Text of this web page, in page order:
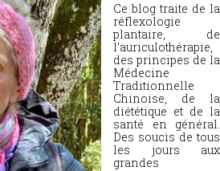
Ce blog traite de la
réflexologie
plantaire, de
l’auriculothérapie,
des principes de la
Médecine
Traditionnelle
Chinoise, de la
diététique et de la
santé en général.
Des soucis de tous
les jours aux
grandes